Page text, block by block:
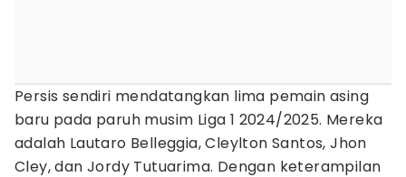
Persis sendiri mendatangkan lima pemain asing
baru pada paruh musim Liga 1 2024/2025. Mereka
adalah Lautaro Belleggia, Cleylton Santos, Jhon
Cley, dan Jordy Tutuarima. Dengan keterampilan